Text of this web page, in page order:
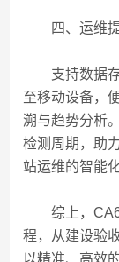
四、运维提
支持数据存
至移动设备，
溯与趋势分析
检测周期，助
站运维的智能
综上，
程，从建设验
以精准、高效